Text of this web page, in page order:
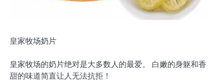
皇家牧场奶片
皇家牧场的奶片绝对是大多数人的最爱。 白嫩的身躯和香
甜的味道简直让人无法抗拒！